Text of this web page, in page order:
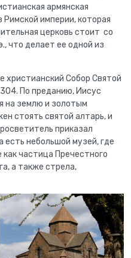
армянская
империи, которая
церковь стоит со
что делает ее одной из
христианский Собор Святой
По преданию, Иисус
на землю и золотым
стоять святой алтарь, и
приказал
есть небольшой музей, где
частица Пречестного
а также стрела,